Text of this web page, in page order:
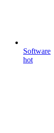
Software
hot